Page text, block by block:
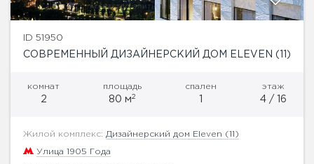
ID 51950
СОВРЕМЕННЫЙ ДИЗАЙНЕРСКИЙ ДОМ ELEVEN (11)
комнат
2
площадь
80 м2
спален
1
этаж
4 / 16
Жилой комплекс: Дизайнерский дом Eleven (11)
Улица 1905 Года